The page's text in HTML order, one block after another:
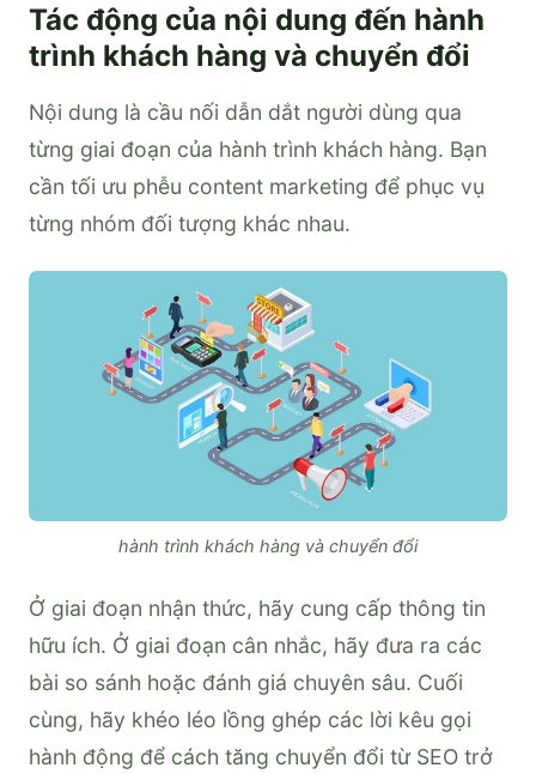
Tác động của nội dung đến hành
trình khách hàng và chuyển đổi
Nội dung là cầu nối dẫn dắt người dùng qua
từng giai đoạn của hành trình khách hàng. Bạn
cần tối ưu phễu content marketing để phục vụ
từng nhóm đối tượng khác nhau.
hành trình khách hàng và chuyển đổi
Ở giai đoạn nhận thức, hãy cung cấp thông tin
hữu ích. Ở giai đoạn cân nhắc, hãy đưa ra các
bài so sánh hoặc đánh giá chuyên sâu. Cuối
cùng, hãy khéo léo lồng ghép các lời kêu gọi
hành động để cách tăng chuyển đổi từ SEO trở